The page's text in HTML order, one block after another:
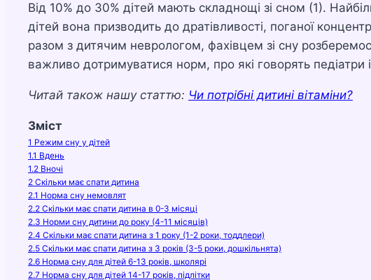
Від 10% до 30% дітей мають складнощі зі сном (1).
дітей вона призводить до дратівливості, поганої
разом з дитячим неврологом, фахівцем зі сну
важливо дотримуватися норм, про які говорять педіатри
Читай також нашу статтю: Чи потрібні дитині вітаміни?
Зміст
1 Режим сну у дітей
1.1 Вдень
1.2 Вночі
2 Скільки має спати дитина
2.1 Норма сну немовлят
2.2 Скільки має спати дитина в 0-3 місяці
2.3 Норми сну дитини до року (4-11 місяців)
2.4 Скільки має спати дитина з 1 року (1-2 роки, тоддлери)
2.5 Скільки має спати дитина з 3 років (3-5 роки, дошкільнята)
2.6 Норма сну для дітей 6-13 років, школярі
2.7 Норма сну для дітей 14-17 років, підлітки